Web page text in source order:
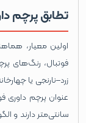
تطابق پرچم
اولین معیار،
فوتبال، رنگ‌های
زرد–نارنجی یا
سانتی‌متر دارند و